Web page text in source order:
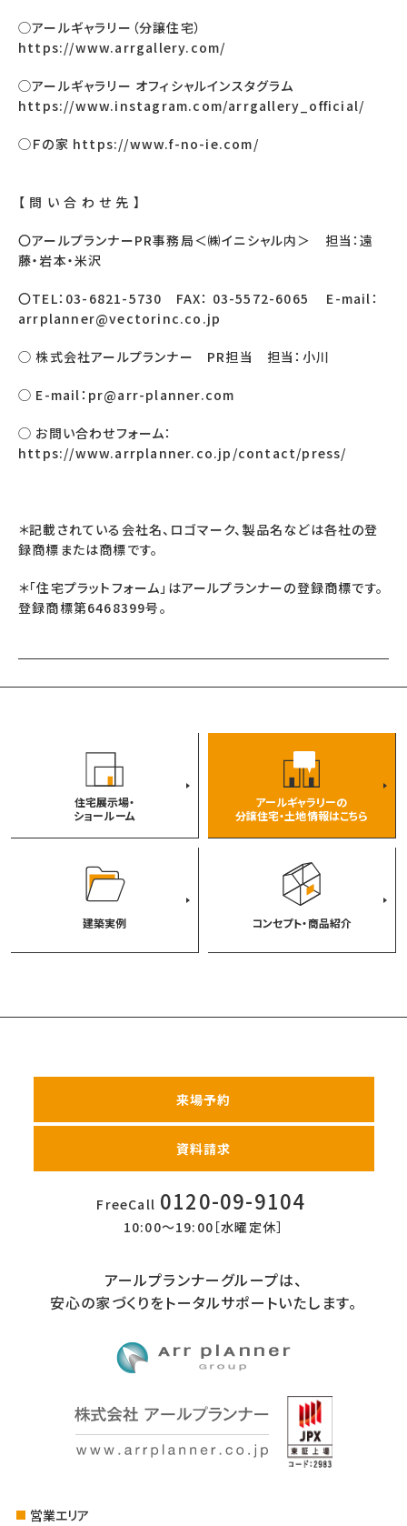
◯アールギャラリー（分譲住宅）
https://www.arrgallery.com/
◯アールギャラリー オフィシャルインスタグラム
https://www.instagram.com/arrgallery_official/
◯Ｆの家 https://www.f-no-ie.com/
【 問 い 合 わ せ 先 】
〇アールプランナーPR事務局＜㈱イニシャル内＞ 担当：遠
藤・岩本・米沢
〇TEL：03-6821-5730 FAX： 03-5572-6065 E-mail：
arrplanner@vectorinc.co.jp
◯ 株式会社アールプランナー PR担当 担当：小川
◯ E-mail：pr@arr-planner.com
◯ お問い合わせフォーム：
https://www.arrplanner.co.jp/contact/press/
＊記載されている会社名、ロゴマーク、製品名などは各社の登
録商標または商標です。
＊「住宅プラットフォーム」はアールプランナーの登録商標です。
登録商標第6468399号。
住宅展示場・
ショールーム
アールギャラリーの
分譲住宅・土地情報はこちら
建築実例 コンセプト・商品紹介
来場予約
資料請求
FreeCall 0120-09-9104
10:00〜19:00［水曜定休］
アールプランナーグループは、
安心の家づくりをトータルサポートいたします。
営業エリア